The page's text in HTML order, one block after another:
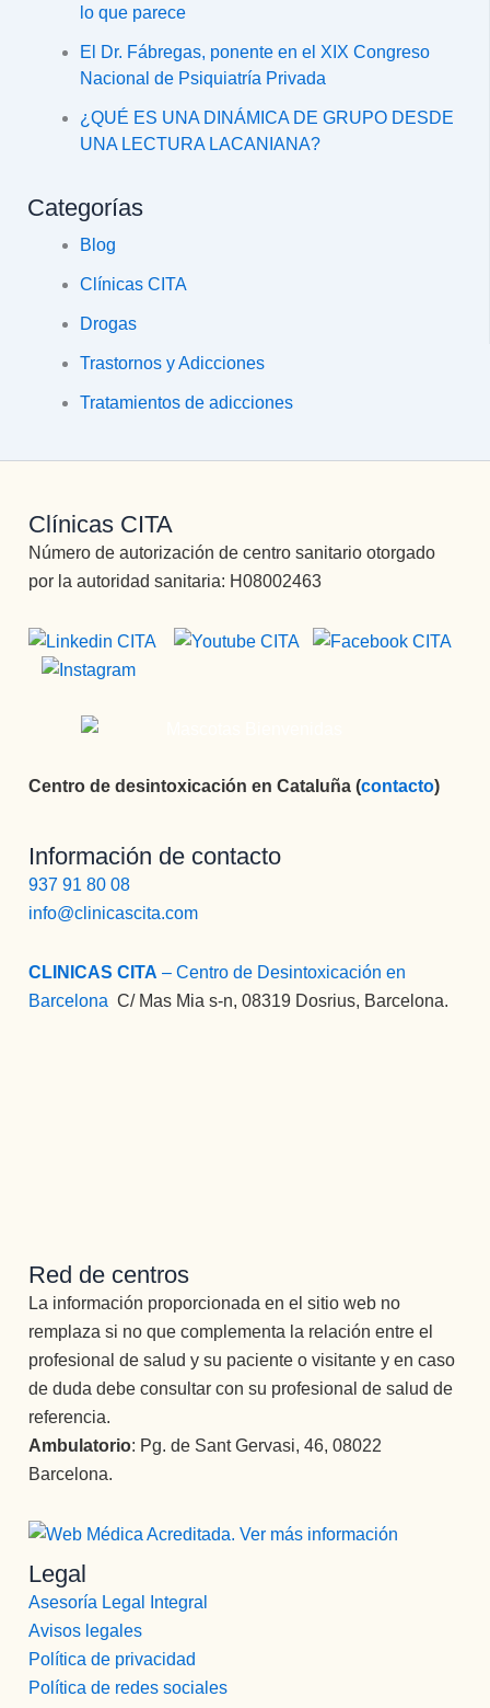
lo que parece
El Dr. Fábregas, ponente en el XIX Congreso
Nacional de Psiquiatría Privada
¿QUÉ ES UNA DINÁMICA DE GRUPO DESDE
UNA LECTURA LACANIANA?
Categorías
Blog
Clínicas CITA
Drogas
Trastornos y Adicciones
Tratamientos de adicciones
Clínicas CITA
Número de autorización de centro sanitario otorgado
por la autoridad sanitaria: H08002463
Centro de desintoxicación en Cataluña (contacto)
Información de contacto
937 91 80 08
info@clinicascita.com
CLINICAS CITA – Centro de Desintoxicación en
Barcelona :C/ Mas Mia s-n, 08319 Dosrius, Barcelona.
Red de centros
La información proporcionada en el sitio web no
remplaza si no que complementa la relación entre el
profesional de salud y su paciente o visitante y en caso
de duda debe consultar con su profesional de salud de
referencia.
Ambulatorio: Pg. de Sant Gervasi, 46, 08022
Barcelona.
Legal
Asesoría Legal Integral
Avisos legales
Política de privacidad
Política de redes sociales